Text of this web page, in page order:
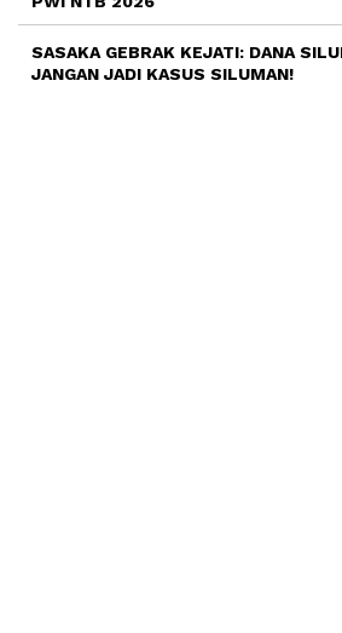
SASAKA GEBRAK KEJATI: DANA
JANGAN JADI KASUS SILUMAN!